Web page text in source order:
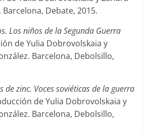
Barcelona, Debate, 2015.
Los niños de la Segunda Guerra
de Yulia Dobrovolskaia y
Barcelona, Debolsillo,
de zinc. Voces soviéticas de la guerra
de Yulia Dobrovolskaia y
Barcelona, Debolsillo,